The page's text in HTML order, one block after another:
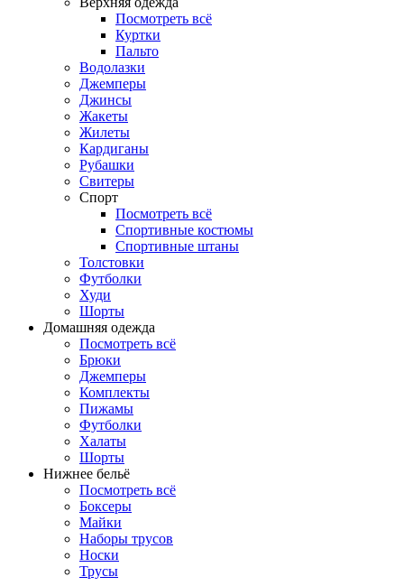
Посмотреть всё
Куртки
Пальто
Водолазки
Джемперы
Джинсы
Жакеты
Жилеты
Кардиганы
Рубашки
Свитеры
Спорт
Посмотреть всё
Спортивные костюмы
Спортивные штаны
Толстовки
Футболки
Худи
Шорты
Домашняя одежда
Посмотреть всё
Брюки
Джемперы
Комплекты
Пижамы
Футболки
Халаты
Шорты
Нижнее бельё
Посмотреть всё
Боксеры
Майки
Наборы трусов
Носки
Трусы